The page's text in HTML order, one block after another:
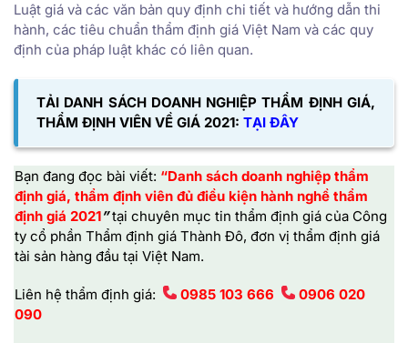
Luật giá và các văn bản quy định chi tiết và hướng dẫn thi
hành, các tiêu chuẩn thẩm định giá Việt Nam và các quy
định của pháp luật khác có liên quan.
TẢI DANH SÁCH DOANH NGHIỆP THẨM ĐỊNH GIÁ,
THẨM ĐỊNH VIÊN VỀ GIÁ 2021: TẠI ĐÂY
Bạn đang đọc bài viết: “Danh sách doanh nghiệp thẩm
định giá, thẩm định viên đủ điều kiện hành nghề thẩm
định giá 2021” tại chuyên mục tin thẩm định giá của Công
ty cổ phần Thẩm định giá Thành Đô, đơn vị thẩm định giá
tài sản hàng đầu tại Việt Nam.
Liên hệ thẩm định giá: 0985 103 666
0906 020
090